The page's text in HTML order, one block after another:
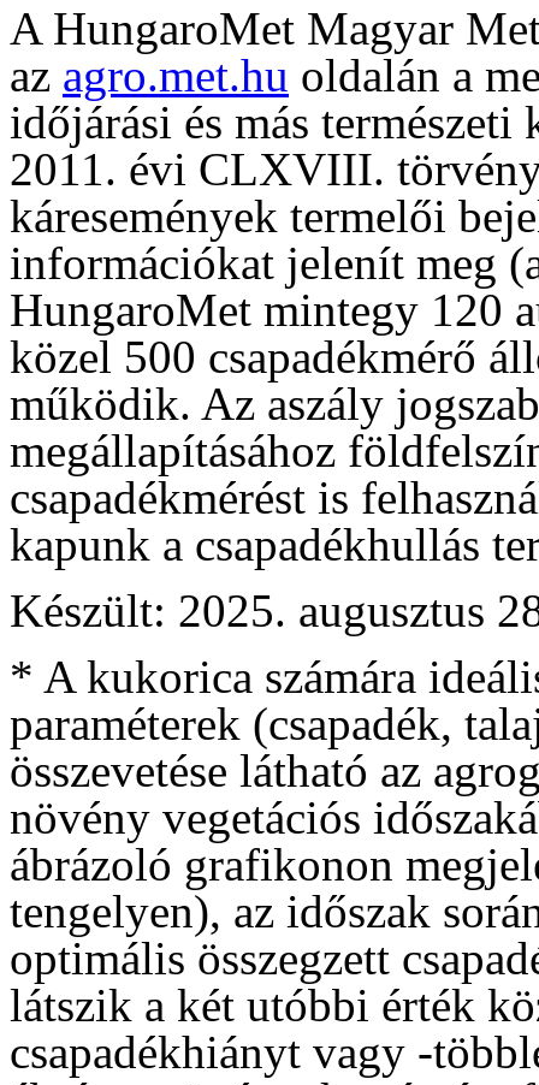
A HungaroMet Magyar
az agro.met.hu oldalán a
időjárási és más
2011. évi CLXVIII.
káresemények termelői
információkat jelenít meg
HungaroMet mintegy 120
közel 500 csapadékmérő
működik. Az aszály
megállapításához
csapadékmérést is
kapunk a csapadékhullás
Készült: 2025. augusztus
* A kukorica számára
paraméterek (csapadék,
összevetése látható az
növény vegetációs
ábrázoló grafikonon
tengelyen), az időszak
optimális összegzett
látszik a két utóbbi érték
csapadékhiányt vagy -